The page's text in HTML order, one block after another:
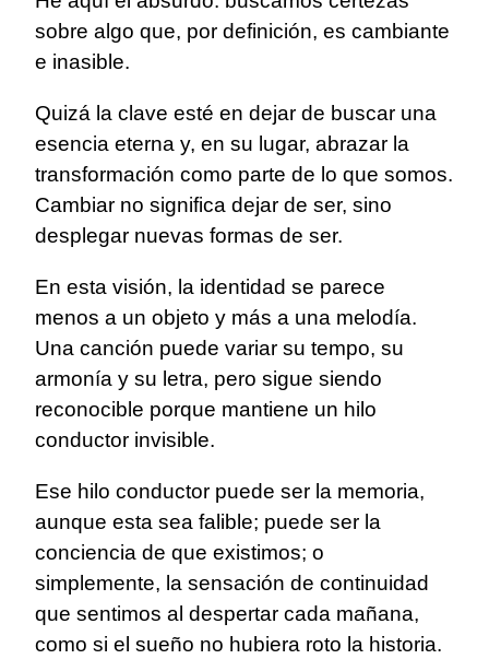
sobre algo que, por definición, es cambiante
e inasible.
Quizá la clave esté en dejar de buscar una
esencia eterna y, en su lugar, abrazar la
transformación como parte de lo que somos.
Cambiar no significa dejar de ser, sino
desplegar nuevas formas de ser.
En esta visión, la identidad se parece
menos a un objeto y más a una melodía.
Una canción puede variar su tempo, su
armonía y su letra, pero sigue siendo
reconocible porque mantiene un hilo
conductor invisible.
Ese hilo conductor puede ser la memoria,
aunque esta sea falible; puede ser la
conciencia de que existimos; o
simplemente, la sensación de continuidad
que sentimos al despertar cada mañana,
como si el sueño no hubiera roto la historia.